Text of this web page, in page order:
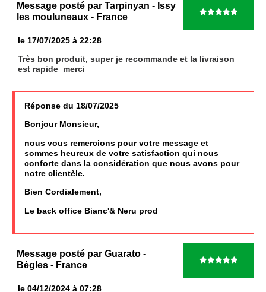
Message posté par Tarpinyan - Issy
les mouluneaux - France
le 17/07/2025 à 22:28
Très bon produit, super je recommande et la livraison
est rapide merci
Réponse du 18/07/2025
Bonjour Monsieur,
nous vous remercions pour votre message et
sommes heureux de votre satisfaction qui nous
conforte dans la considération que nous avons pour
notre clientèle.
Bien Cordialement,
Le back office Bianc'& Neru prod
Message posté par Guarato-
Bègles - France
le 04/12/2024 à 07:28